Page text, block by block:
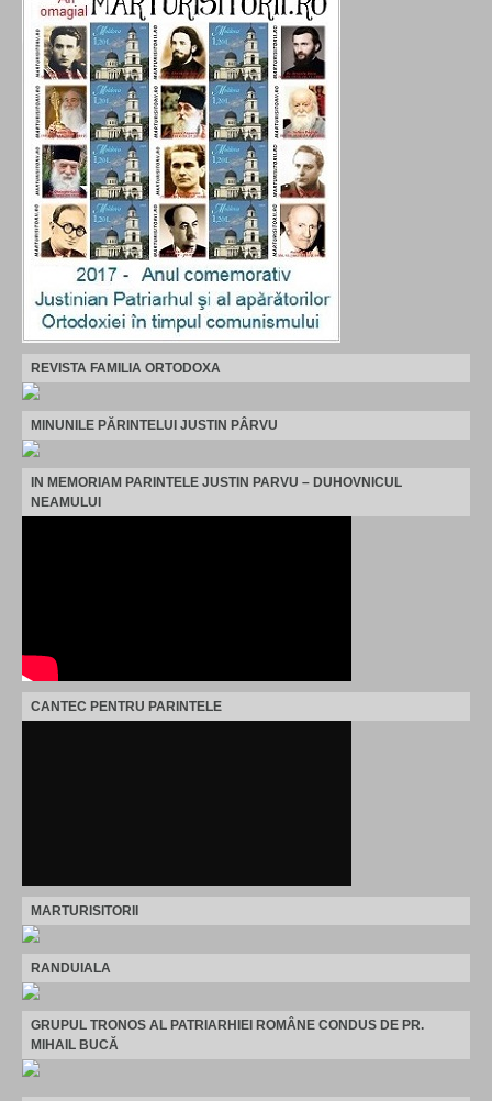
REVISTA FAMILIA ORTODOXA
MINUNILE PĂRINTELUI JUSTIN PÂRVU
IN MEMORIAM PARINTELE JUSTIN PARVU – DUHOVNICUL
NEAMULUI
CANTEC PENTRU PARINTELE
MARTURISITORII
RANDUIALA
GRUPUL TRONOS AL PATRIARHIEI ROMÂNE CONDUS DE PR.
MIHAIL BUCĂ